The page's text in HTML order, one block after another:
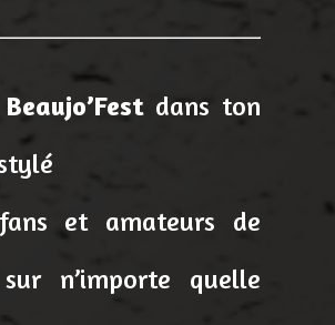
dans ton
et amateurs de
n’importe quelle